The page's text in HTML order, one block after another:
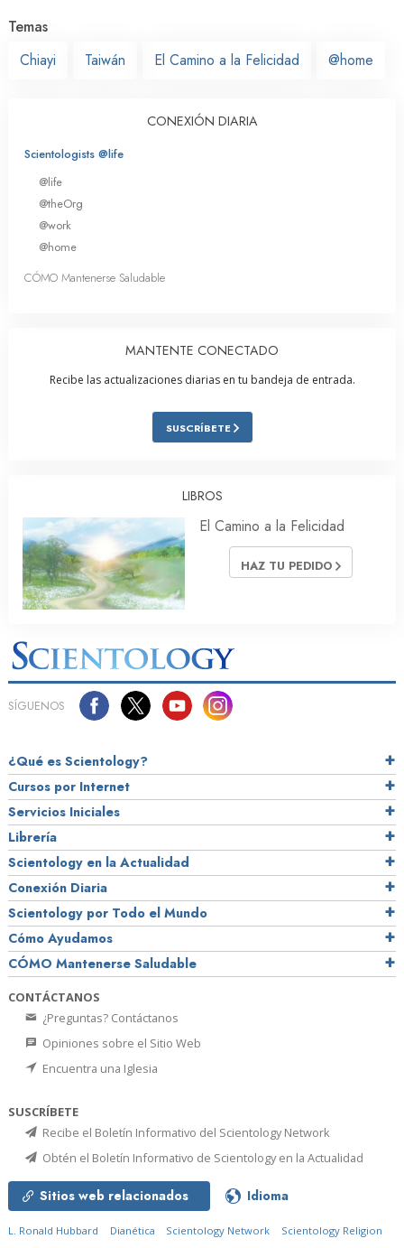
Temas
Chiayi
Taiwán El Camino a la Felicidad @home
CONEXIÓN DIARIA
Scientologists @life
@life
@theOrg
@work
@home
CÓMO Mantenerse Saludable
MANTENTE CONECTADO
Recibe las actualizaciones diarias en tu bandeja de entrada.
SUSCRÍBETE
LIBROS
El Camino a la Felicidad
HAZ TU PEDIDO
SÍGUENOS
¿Qué es Scientology?
Cursos por Internet
Servicios Iniciales
Librería
Scientology en la Actualidad
Conexión Diaria
Scientology por Todo el Mundo
Cómo Ayudamos
CÓMO Mantenerse Saludable
CONTÁCTANOS
¿Preguntas? Contáctanos
Opiniones sobre el Sitio Web
Encuentra una Iglesia
SUSCRÍBETE
Recibe el Boletín Informativo del Scientology Network
Obtén el Boletín Informativo de Scientology en la Actualidad
Sitios web relacionados Idioma
L. Ronald Hubbard Dianética Scientology Network
Scientology Religion